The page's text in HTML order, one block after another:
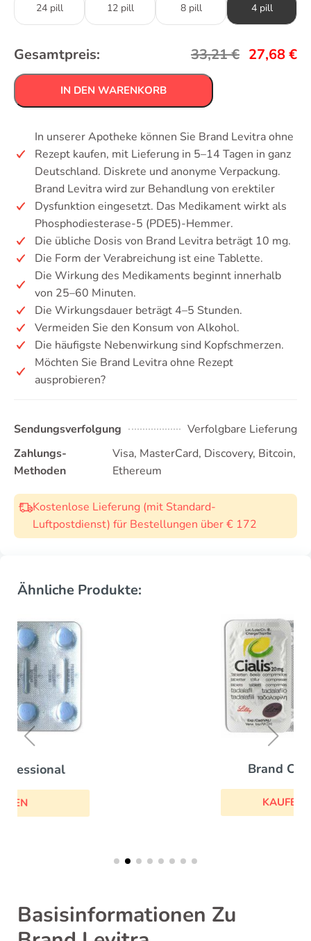
24 pill 12 pill 8 pill 4 pill
Gesamtpreis: 33,21€ 27,68€
IN DEN WARENKORB
In unserer Apotheke können Sie Brand Levitra ohne
Rezept kaufen, mit Lieferung in 5–14 Tagen in ganz
Deutschland. Diskrete und anonyme Verpackung.
Brand Levitra wird zur Behandlung von erektiler
Dysfunktion eingesetzt. Das Medikament wirkt als
Phosphodiesterase-5 (PDE5)-Hemmer.
Die übliche Dosis von Brand Levitra beträgt 10 mg.
Die Form der Verabreichung ist eine Tablette.
Die Wirkung des Medikaments beginnt innerhalb
von 25–60 Minuten.
Die Wirkungsdauer beträgt 4–5 Stunden.
Vermeiden Sie den Konsum von Alkohol.
Die häufigste Nebenwirkung sind Kopfschmerzen.
Möchten Sie Brand Levitra ohne Rezept
ausprobieren?
Sendungsverfolgung
Verfolgbare Lieferung
Zahlungs-
Methoden
Visa, MasterCard, Discovery, Bitcoin,
Ethereum
Kostenlose Lieferung (mit Standard-
Luftpostdienst) für Bestellungen über € 172
Ähnliche Produkte:
Basisinformationen Zu